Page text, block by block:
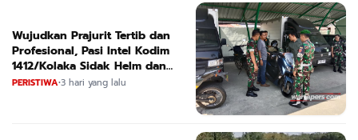
Wujudkan Prajurit Tertib dan
Profesional, Pasi Intel Kodim
1412/Kolaka Sidak Helm dan
Kendaraan
PERISTIWA•3 hari yang lalu